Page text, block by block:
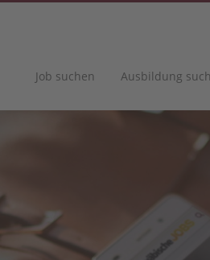
Job suchen Ausbildung